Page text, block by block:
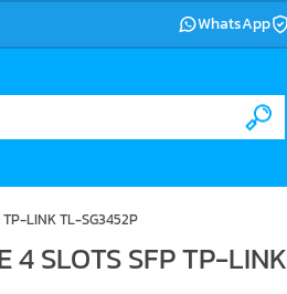
WhatsApp
TP-LINK TL-SG3452P
4 SLOTS SFP TP-LINK